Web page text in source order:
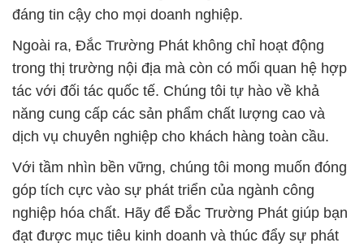
năng cung cấp các sản phẩm chất lượng cao và
dịch vụ chuyên nghiệp cho khách hàng toàn cầu.
Với tầm nhìn bền vững, chúng tôi mong muốn đóng
góp tích cực vào sự phát triển của ngành công
nghiệp hóa chất. Hãy để Đắc Trường Phát giúp bạn
đạt được mục tiêu kinh doanh và thúc đẩy sự phát
triển trong tương lai.
# Đơn vị chuyên cung ứng ═ phân phối hóa chất
hóa chất Đồng Sulphate Cục | Copper Sulfat Dạng
Cục tại Bình Dương